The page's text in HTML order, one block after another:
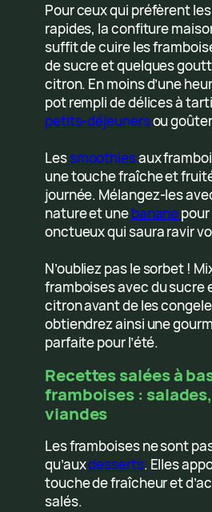
Pour ceux qui préfèrent
rapides, la confiture
suffit de cuire les
de sucre et quelques
citron. En moins d’une
pot rempli de délices à
petits-déjeunersou
Lessmoothiesaux
une touche fraîche et
journée. Mélangez-les
nature et unebanane
onctueux qui saura ravir
N’oubliez pas le sorbet !
framboises avec du sucre
citron avant de les
obtiendrez ainsi une
parfaite pour l’été.
Recettes salées à
framboises :
viandes
Les framboises ne sont
qu’auxdesserts. Elles
touche de fraîcheur et
salés.